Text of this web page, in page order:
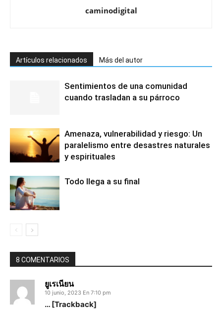
caminodigital
Artículos relacionados Más del autor
Sentimientos de una comunidad
cuando trasladan a su párroco
Amenaza, vulnerabilidad y riesgo: Un
paralelismo entre desastres naturales
y espirituales
Todo llega a su final
8 COMENTARIOS
ยูเรเนียน
10 junio, 2023 En 7:10 pm
… [Trackback]